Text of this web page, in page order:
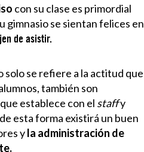
con su clase es primordial
gimnasio se sientan felices en
de asistir.
solo se refiere a la actitud que
también son
establece con el staffy
esta forma existirá un buen
yla administración de